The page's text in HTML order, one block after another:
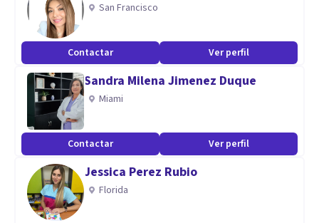
San Francisco
Contactar Ver perfil
Sandra Milena Jimenez Duque
Miami
Contactar Ver perfil
Jessica Perez Rubio
Florida